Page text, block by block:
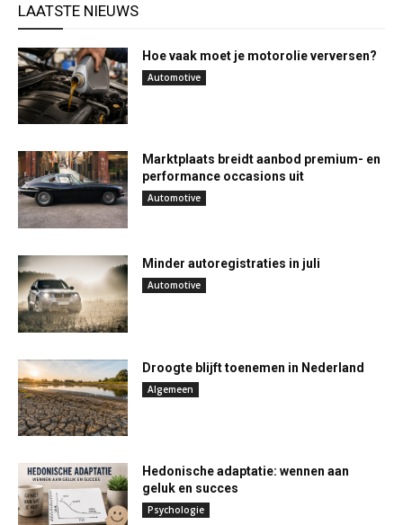
LAATSTE NIEUWS
Hoe vaak moet je motorolie verversen?
Automotive
Marktplaats breidt aanbod premium- en
performance occasions uit
Automotive
Minder autoregistraties in juli
Automotive
Droogte blijft toenemen in Nederland
Algemeen
Hedonische adaptatie: wennen aan
geluk en succes
Psychologie